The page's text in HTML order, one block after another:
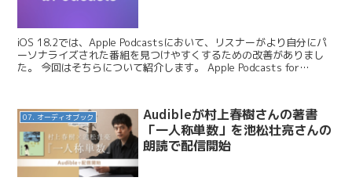
iOS 18.2では、Apple Podcastsにおいて、リスナーがより自分にパ
ーソナライズされた番組を見つけやすくするための改善がありまし
た。 今回はそちらについて紹介します。 Apple Podcasts for
07. オーディオブック
Audibleが村上春樹さんの著書
「一人称単数」を池松壮亮さんの
朗読で配信開始